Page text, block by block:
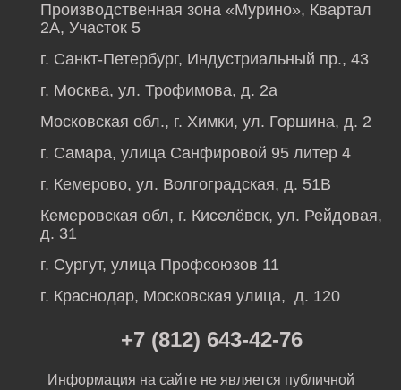
Производственная зона «Мурино», Квартал
2А, Участок 5
г. Санкт-Петербург, Индустриальный пр., 43
г. Москва, ул. Трофимова, д. 2а
Московская обл., г. Химки, ул. Горшина, д. 2
г. Самара, улица Санфировой 95 литер 4
г. Кемерово, ул. Волгоградская, д. 51В
Кемеровская обл, г. Киселёвск, ул. Рейдовая,
д. 31
г. Сургут, улица Профсоюзов 11
г. Краснодар, Московская улица, д. 120
+7 (812) 643-42-76
Информация на сайте не является публичной